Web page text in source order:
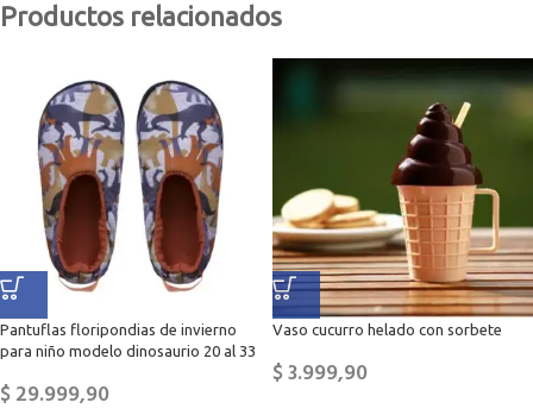
Productos relacionados
Pantuflas floripondias de invierno
para niño modelo dinosaurio 20 al 33
$29.999,90
Vaso cucurro helado con sorbete
$3.999,90